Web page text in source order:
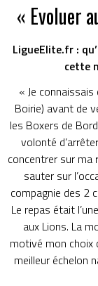
« Evoluer
LigueElite.fr :
cette
« Je
Boirie) avant de
les Boxers de
volonté
concentrer sur ma
sauter sur
compagnie des 2
Le repas était
aux Lions. La
motivé mon choix
meilleur échelon